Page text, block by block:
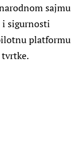
sajmu
i sigurnosti
platformu